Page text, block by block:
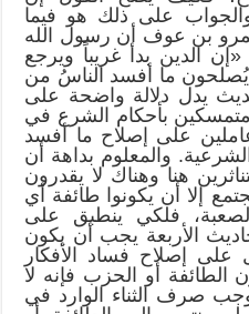
على ذلك هو فيما
بن عوف أن رسول الله
الدين بدأ غريباً ويرجع
يُصلحون ما أفسد الناسُ من
يدل دلالة واضحة على
بأحكام الشرع في
على إصلاح ما أفسد
والمعلوم بداهة أن
هنا وهناك لا يقدرون
إلا أن يكونوا طائفة أي
فلكي ينطبق على
الأربعة يجب أن يكون
إصلاح فساد الأفكار
الطائفة أو الحزب فإنه لا
صرف الثناء الوارد في